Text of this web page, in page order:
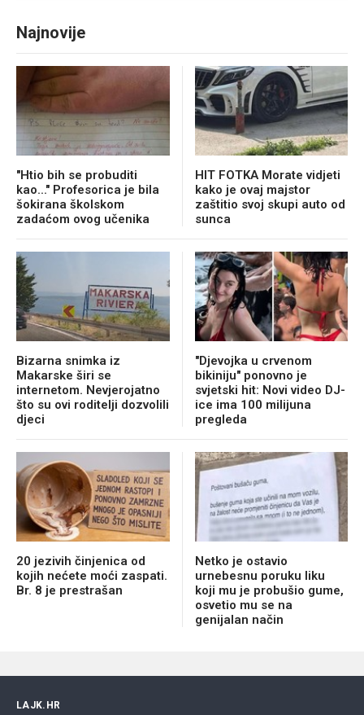
Najnovije
"Htio bih se probuditi
kao..." Profesorica je bila
šokirana školskom
zadaćom ovog učenika
HIT FOTKA Morate vidjeti
kako je ovaj majstor
zaštitio svoj skupi auto od
sunca
Bizarna snimka iz
Makarske širi se
internetom. Nevjerojatno
što su ovi roditelji dozvolili
djeci
"Djevojka u crvenom
bikiniju" ponovno je
svjetski hit: Novi video DJ-
ice ima 100 milijuna
pregleda
20 jezivih činjenica od
kojih nećete moći zaspati.
Br. 8 je prestrašan
Netko je ostavio
urnebesnu poruku liku
koji mu je probušio gume,
osvetio mu se na
genijalan način
LAJK.HR